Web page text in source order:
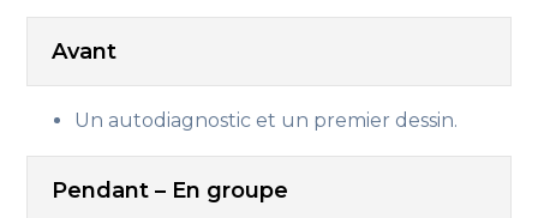
Avant
Un autodiagnostic et un premier dessin.
Pendant – En groupe